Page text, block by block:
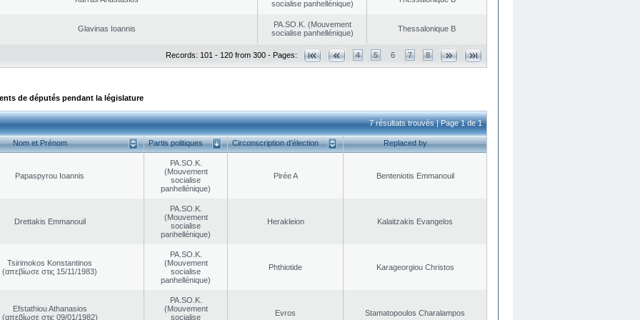
socialise panhellénique)
Glavinas Ioannis
PA.SO.K. (Mouvement
socialise panhellénique)
Thessalonique B
Records: 101 - 120 from 300 - Pages: 4 5 6 7 8
de députés pendant la législature
7 résultats trouvés | Page 1 de 1
Nom et Prénom Partis politiques Circonscription d’élection Replaced by
Papaspyrou Ioannis
PA.SO.K.
(Mouvement
socialise
panhellénique)
Pirée A Benteniotis Emmanouil
Drettakis Emmanouil
PA.SO.K.
(Mouvement
socialise
panhellénique)
Herakleion Kalaitzakis Evangelos
Tsirimokos Konstantinos
(απεβίωσε στις 15/11/1983)
PA.SO.K.
(Mouvement
socialise
panhellénique)
Phthiotide Karageorgiou Christos
Efstathiou Athanasios
(απεβίωσε στις 09/01/1982)
PA.SO.K.
(Mouvement
socialise
Evros Stamatopoulos Charalampos